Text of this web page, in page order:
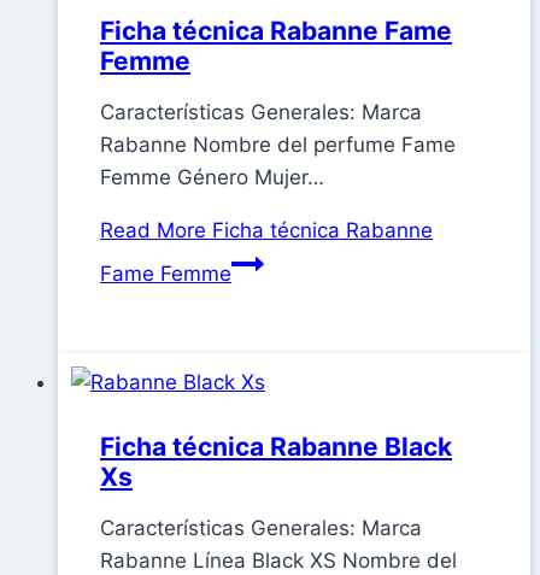
Ficha técnica Rabanne Fame
Femme
Características Generales: Marca
Rabanne Nombre del perfume Fame
Femme Género Mujer…
Read More Ficha técnica Rabanne
Fame Femme
Ficha técnica Rabanne Black
Xs
Características Generales: Marca
Rabanne Línea Black XS Nombre del